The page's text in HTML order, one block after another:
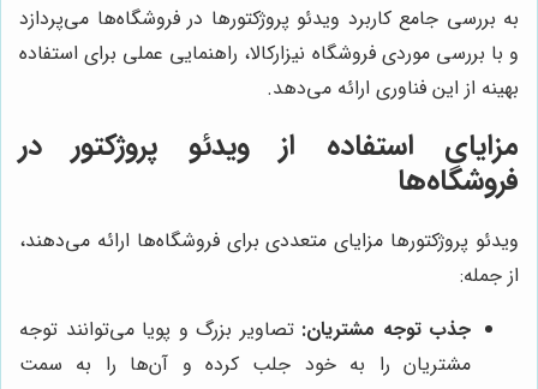
به بررسی جامع کاربرد ویدئو پروژکتورها در فروشگاه‌ها می‌پردازد
و با بررسی موردی فروشگاه نیزارکالا، راهنمایی عملی برای استفاده
بهینه از این فناوری ارائه می‌دهد.
مزایای استفاده از ویدئو پروژکتور در
فروشگاه‌ها
ویدئو پروژکتورها مزایای متعددی برای فروشگاه‌ها ارائه می‌دهند،
از جمله:
جذب توجه مشتریان: تصاویر بزرگ و پویا می‌توانند توجه
مشتریان را به خود جلب کرده و آن‌ها را به سمت